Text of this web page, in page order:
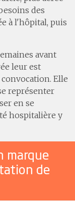
des
à l'hôpital, puis
avant
leur est
Elle
représenter
en se
hospitalière y
marque
de